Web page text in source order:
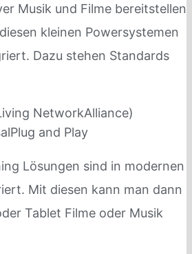
Musik und Filme bereitstellen
kleinen Powersystemen
Dazu stehen Standards
NetworkAlliance)
and Play
Lösungen sind in modernen
Mit diesen kann man dann
Tablet Filme oder Musik